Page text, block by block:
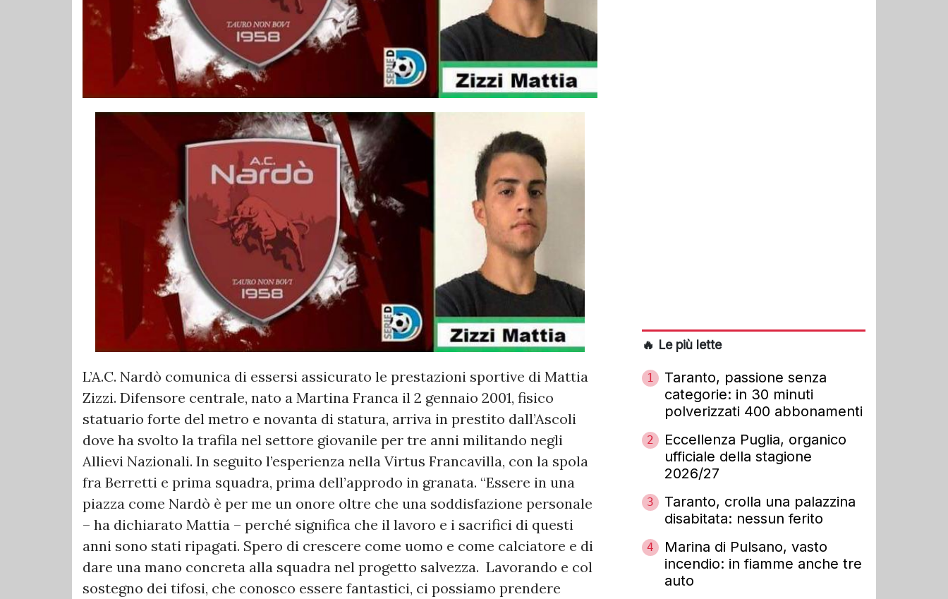
L’A.C. Nardò comunica di essersi assicurato le prestazioni sportive di Mattia
Zizzi. Difensore centrale, nato a Martina Franca il 2 gennaio 2001, fisico
statuario forte del metro e novanta di statura, arriva in prestito dall’Ascoli
dove ha svolto la trafila nel settore giovanile per tre anni militando negli
Allievi Nazionali. In seguito l’esperienza nella Virtus Francavilla, con la spola
fra Berretti e prima squadra, prima dell’approdo in granata. “Essere in una
piazza come Nardò è per me un onore oltre che una soddisfazione personale
– ha dichiarato Mattia – perché significa che il lavoro e i sacrifici di questi
anni sono stati ripagati. Spero di crescere come uomo e come calciatore e di
dare una mano concreta alla squadra nel progetto salvezza. ​ Lavorando e col
sostegno dei tifosi, che conosco​ essere fantastici, ci possiamo prendere
🔥 Le più lette
1
Taranto, passione senza
categorie: in 30 minuti
polverizzati 400 abbonamenti
2
Eccellenza Puglia, organico
ufficiale della stagione
2026/27
3
Taranto, crolla una palazzina
disabitata: nessun ferito
4
Marina di Pulsano, vasto
incendio: in fiamme anche tre
auto